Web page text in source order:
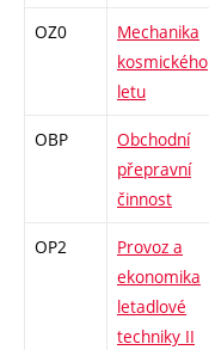
OZ0
Mechanika
kosmického
letu
OBP
Obchodní
přepravní
činnost
OP2
Provoz a
ekonomika
letadlové
techniky II